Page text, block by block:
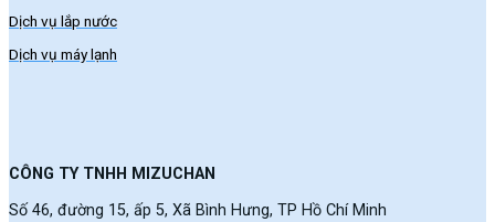
Dịch vụ lắp nước
Dịch vụ máy lạnh
CÔNG TY TNHH MIZUCHAN
Số 46, đường 15, ấp 5, Xã Bình Hưng, TP Hồ Chí Minh